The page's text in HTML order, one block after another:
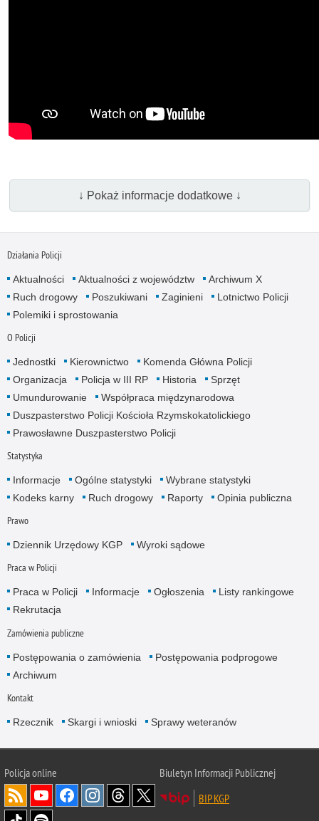
↓ Pokaż informacje dodatkowe ↓
Działania Policji
Aktualności Aktualności z województw
Archiwum X
Ruch drogowy
Poszukiwani Zaginieni
Lotnictwo Policji
Polemiki i sprostowania
O Policji
Jednostki Kierownictwo
Komenda Główna Policji
Organizacja
Policja w III RP Historia
Sprzęt
Umundurowanie
Współpraca międzynarodowa
Duszpasterstwo Policji Kościoła Rzymskokatolickiego
Prawosławne Duszpasterstwo Policji
Statystyka
Informacje Ogólne statystyki
Wybrane statystyki
Kodeks karny
Ruch drogowy Raporty Opinia publiczna
Prawo
Dziennik Urzędowy KGP Wyroki sądowe
Praca w Policji
Praca w Policji Informacje Ogłoszenia
Listy rankingowe
Rekrutacja
Zamówienia publiczne
Postępowania o zamówienia
Postępowania podprogowe
Archiwum
Kontakt
Rzecznik Skargi i wnioski Sprawy weteranów
Policjaonline
Biuletyn Informacji Publicznej
BIP KGP